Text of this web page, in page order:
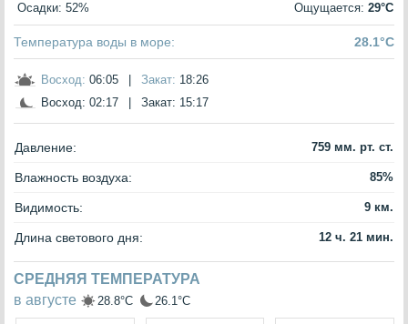
Осадки: 52% Ощущается: 29°C
Температура воды в море: 28.1°C
Восход: 06:05 Закат: 18:26
Восход: 02:17 Закат: 15:17
Давление: 759 мм. рт. ст.
Влажность воздуха: 85%
Видимость: 9 км.
Длина светового дня: 12 ч. 21 мин.
СРЕДНЯЯ ТЕМПЕРАТУРА
в августе
28.8°C 26.1°C